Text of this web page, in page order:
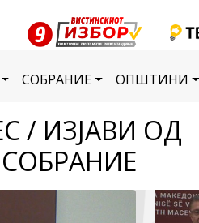
СОБРАНИЕ ОПШТИНИ
/ ИЗЈАВИ ОД
СОБРАНИЕ